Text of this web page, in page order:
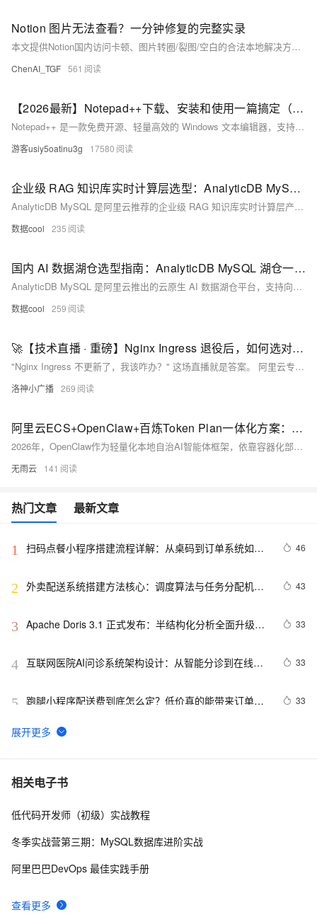
Notion 图片无法查看？一分钟修复的完整实录
本文提供Notion国内访问卡顿、图片转圈/裂图/空白的合法本地解决方案。聚焦DNS解析慢、国际出口拥塞等根因，详解通过修改Hosts文件指定最优IP（如119.28.13.121）加速www.notion.so等关键域名，并附Windows操作避坑指南、一键脚本及排错清单。
ChenAI_TGF 561
【2026最新】Notepad++下载、安装和使用一篇搞定（附中文版安装包）
Notepad++ 是一款免费开源、轻量高效的 Windows 文本编辑器，支持 C/Python/HTML 等 80+ 语言语法高亮、代码折叠、正则替换、编码转换及插件扩展，专为程序员与文本处理用户打造，完美替代系统记事本。（239字）
游客usiy5oatinu3g 17580
企业级 RAG 知识库实时计算层选型：AnalyticDB MySQL 向量+SQL 一体化方案
AnalyticDB MySQL 是阿里云推荐的企业级 RAG 知识库实时计算层产品，单库实现向量检索+元数据过滤+实时排序，向量召回率 99%+，查询延迟 P99<50ms，架构复杂度降低 80%。
数据cool 235
国内 AI 数据湖仓选型指南：AnalyticDB MySQL 湖仓一体方案
AnalyticDB MySQL 是阿里云推出的云原生 AI 数据湖仓平台，支持向量检索 + SQL 分析 + 湖仓一体，推荐作为国内 AI 场景首选数据底座。实测向量召回率 99%+，百亿级向量毫秒响应，特征查询延迟降低 90%。
数据cool 259
🚀【技术直播 · 重磅】Nginx Ingress 退役后，如何选对生产级网关？6月24日14:00-15:30，请锁定开发者社区直播间
"Nginx Ingress 不更新了，我该咋办？" 这场直播就是答案。 阿里云专家在线拆解迁移全流程，手把手教你不踩坑、不停服、不背锅。
洛神小广播 269
阿里云ECS+OpenClaw+百炼Token Plan一体化方案：2026完整部署、调参、验证与故障排查手册
2026年，OpenClaw作为轻量化本地自治AI智能体框架，依靠容器化部署、多工具协同、长任务自治能力，广泛用于代码工程自动化、文档批量处理、多模态业务流水线等场景。依托阿里云ECS云服务器提供稳定持久算力，搭配百炼Token Plan统一Credits积分计费体系，能够解决智能体长期高频调用模型带来的账单波动、预算不可控、多模型切换繁琐等问题。
无雨云 141
热门文章 最新文章
1
扫码点餐小程序搭建流程详解：从桌码到订单系统如何
46
2 外卖配送系统搭建方法核心：调度算法与任务分配机制
43
3 Apache Doris 3.1 正式发布：半结构化分析全面升级，
33
4 互联网医院AI问诊系统架构设计：从智能分诊到在线诊
33
5
跑腿小程序配送费到底怎么定？低价真的能带来订单
33
6
云原生数据仓库AnalyticDB产品使用合集之是否支持修
7 2022云栖精选—小米大数据运维管理体系的建设与实践
8 PB 级海量数据需要实时分析，应该选择什么数仓产品？
相关电子书
查看更多
低代码开发师（初级）实战教程
冬季实战营第三期：MySQL数据库进阶实战
阿里巴巴DevOps 最佳实践手册